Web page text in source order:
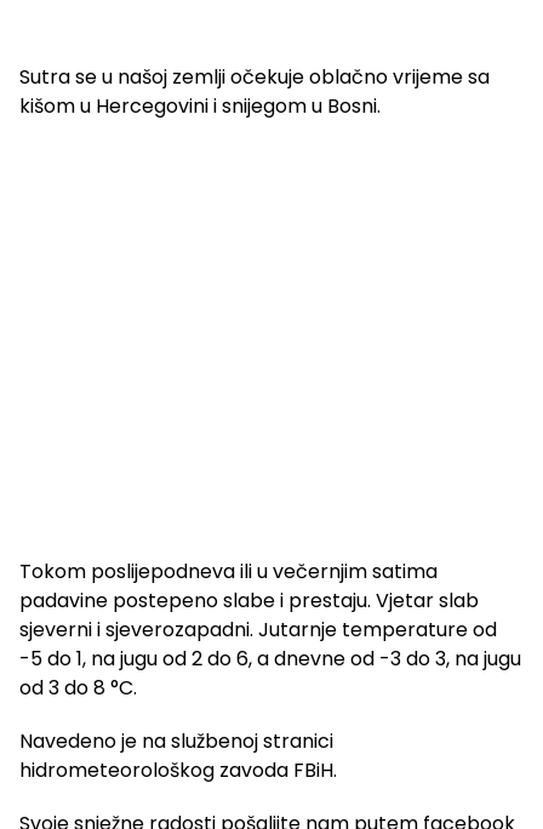
Sutra se u našoj zemlji očekuje oblačno vrijeme sa
kišom u Hercegovini i snijegom u Bosni.
Tokom poslijepodneva ili u večernjim satima
padavine postepeno slabe i prestaju. Vjetar slab
sjeverni i sjeverozapadni. Jutarnje temperature od
-5 do 1, na jugu od 2 do 6, a dnevne od -3 do 3, na jugu
od 3 do 8 °C.
Navedeno je na službenoj stranici
hidrometeorološkog zavoda FBiH.